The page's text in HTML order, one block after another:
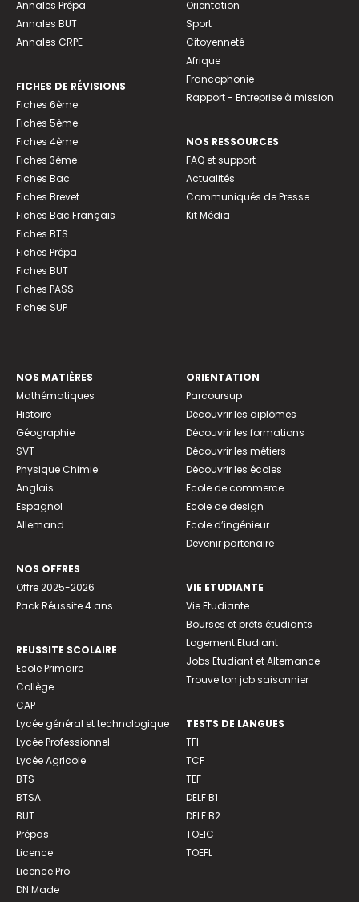
Annales Prépa
Annales BUT
Annales CRPE
FICHES DE RÉVISIONS
Fiches 6ème
Fiches 5ème
Fiches 4ème
Fiches 3ème
Fiches Bac
Fiches Brevet
Fiches Bac Français
Fiches BTS
Fiches Prépa
Fiches BUT
Fiches PASS
Fiches SUP
Orientation
Sport
Citoyenneté
Afrique
Francophonie
Rapport - Entreprise à mission
NOS RESSOURCES
FAQ et support
Actualités
Communiqués de Presse
Kit Média
NOS MATIÈRES
Mathématiques
Histoire
Géographie
SVT
Physique Chimie
Anglais
Espagnol
Allemand
NOS OFFRES
Offre 2025-2026
Pack Réussite 4 ans
REUSSITE SCOLAIRE
Ecole Primaire
Collège
CAP
Lycée général et technologique
Lycée Professionnel
Lycée Agricole
BTS
BTSA
BUT
Prépas
Licence
Licence Pro
DN Made
ORIENTATION
Parcoursup
Découvrir les diplômes
Découvrir les formations
Découvrir les métiers
Découvrir les écoles
Ecole de commerce
Ecole de design
Ecole d’ingénieur
Devenir partenaire
VIE ETUDIANTE
Vie Etudiante
Bourses et prêts étudiants
Logement Etudiant
Jobs Etudiant et Alternance
Trouve ton job saisonnier
TESTS DE LANGUES
TFI
TCF
TEF
DELF B1
DELF B2
TOEIC
TOEFL